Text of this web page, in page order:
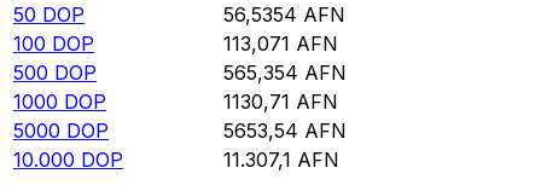
50 DOP 56,5354 AFN
100 DOP 113,071 AFN
500 DOP 565,354 AFN
1000 DOP 1130,71 AFN
5000 DOP 5653,54 AFN
10.000 DOP 11.307,1 AFN